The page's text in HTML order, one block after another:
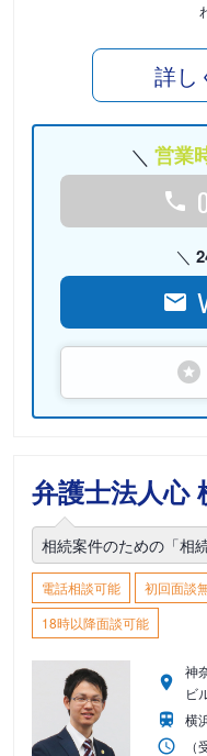
詳し
営業
弁護士法人心
相続案件のための「相
電話相談可能 初回面談
18時以降面談可能
神
ビ
横
（